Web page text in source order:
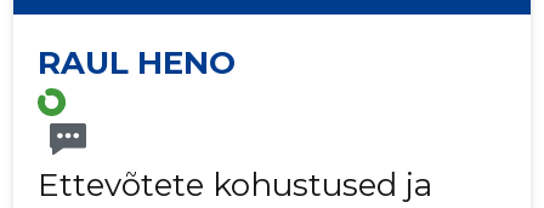
RAUL HENO
Ettevõtete kohustused ja